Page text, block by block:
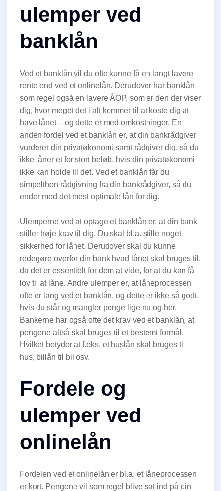
ulemper ved
banklån
Ved et banklån vil du ofte kunne få en langt lavere
rente end ved et onlinelån. Derudover har banklån
som regel også en lavere ÅOP, som er den der viser
dig, hvor meget det i alt kommer til at koste dig at
have lånet – og dette er med omkostninger. En
anden fordel ved et banklån er, at din bankrådgiver
vurderer din privatøkonomi samt rådgiver dig, så du
ikke låner et for stort beløb, hvis din privatøkonomi
ikke kan holde til det. Ved et banklån får du
simpelthen rådgivning fra din bankrådgiver, så du
ender med det mest optimale lån for dig.
Ulemperne ved at optage et banklån er, at din bank
stiller høje krav til dig. Du skal bl.a. stille noget
sikkerhed for lånet. Derudover skal du kunne
redegøre overfor din bank hvad lånet skal bruges til,
da det er essentielt for dem at vide, for at du kan få
lov til at låne. Andre ulemper er, at låneprocessen
ofte er lang ved et banklån, og dette er ikke så godt,
hvis du står og mangler penge lige nu og her.
Bankerne har også ofte det krav ved et banklån, at
pengene altså skal bruges til et bestemt formål.
Hvilket betyder at f.eks. et huslån skal bruges til
hus, billån til bil osv.
Fordele og
ulemper ved
onlinelån
Fordelen ved et onlinelån er bl.a. et låneprocessen
er kort. Pengene vil som regel blive sat ind på din